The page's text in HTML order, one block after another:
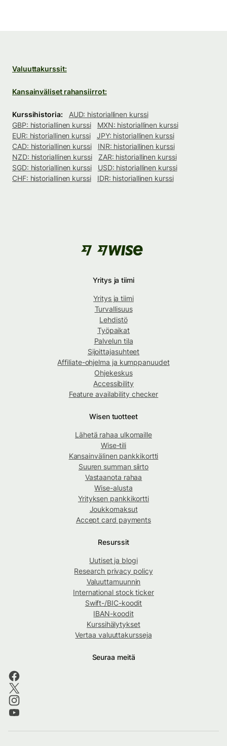
Valuuttakurssit:
Kansainväliset rahansiirrot:
Kurssihistoria:
AUD: historiallinen kurssi
GBP: historiallinen kurssi
MXN: historiallinen kurssi
EUR: historiallinen kurssi
JPY: historiallinen kurssi
CAD: historiallinen kurssi
INR: historiallinen kurssi
NZD: historiallinen kurssi
ZAR: historiallinen kurssi
SGD: historiallinen kurssi
USD: historiallinen kurssi
CHF: historiallinen kurssi
IDR: historiallinen kurssi
Yritys ja tiimi
Yritys ja tiimi
Turvallisuus
Lehdistö
Työpaikat
Palvelun tila
Sijoittajasuhteet
Affiliate-ohjelma ja kumppanuudet
Ohjekeskus
Accessibility
Feature availability checker
Wisen tuotteet
Lähetä rahaa ulkomaille
Wise-tili
Kansainvälinen pankkikortti
Suuren summan siirto
Vastaanota rahaa
Wise-alusta
Yrityksen pankkikortti
Joukkomaksut
Accept card payments
Resurssit
Uutiset ja blogi
Research privacy policy
Valuuttamuunnin
International stock ticker
Swift-/BIC-koodit
IBAN-koodit
Kurssihälytykset
Vertaa valuuttakursseja
Seuraa meitä